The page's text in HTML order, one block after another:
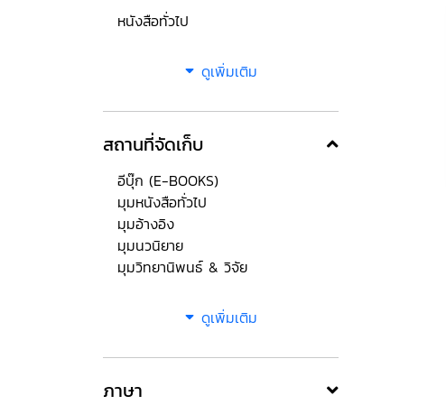
หนังสือทั่วไป
ดูเพิ่มเติม
สถานที่จัดเก็บ
อีบุ๊ก (E-BOOKS)
มุมหนังสือทั่วไป
มุมอ้างอิง
มุมนวนิยาย
มุมวิทยานิพนธ์ & วิจัย
ดูเพิ่มเติม
ภาษา